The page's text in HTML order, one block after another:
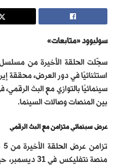
سوليوود «متابعات»
استثنائيًا في دور العرض، محققة
سينمائيًا بالتوازي مع البث
بين المنصات وصالات السينما.
عرض سينمائي متزامن مع البث الرقمي